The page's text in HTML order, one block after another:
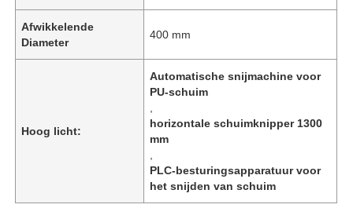
Afwikkelende
Diameter
400 mm
Hoog licht:
Automatische snijmachine voor
PU-schuim
horizontale schuimknipper 1300
mm
PLC-besturingsapparatuur voor
het snijden van schuim